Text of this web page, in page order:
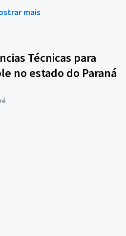
mais
Técnicas para
no estado do Paraná